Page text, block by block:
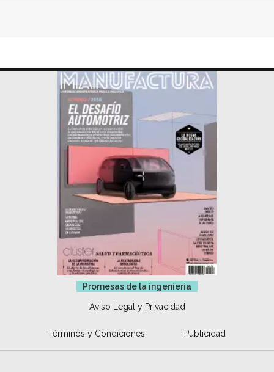
Promesas de la ingeniería
Aviso Legal y Privacidad
Términos y Condiciones Publicidad